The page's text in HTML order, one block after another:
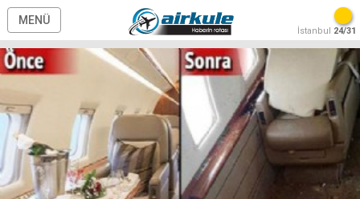
MENÜ
İstanbul 24/31